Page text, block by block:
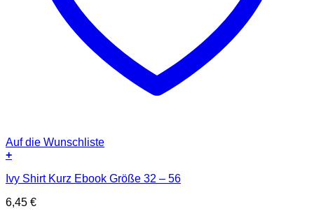
Auf die Wunschliste
+
Ivy Shirt Kurz Ebook Größe 32 – 56
6,45 €